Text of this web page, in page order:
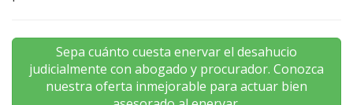
Sepa cuánto cuesta enervar el desahucio
judicialmente con abogado y procurador. Conozca
nuestra oferta inmejorable para actuar bien